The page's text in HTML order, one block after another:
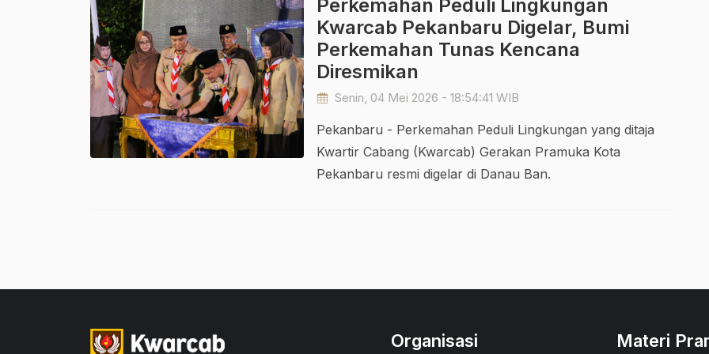
Perkemahan Peduli Lingkungan
Kwarcab Pekanbaru Digelar, Bumi
Perkemahan Tunas Kencana
Diresmikan
Senin, 04 Mei 2026 - 18:54:41 WIB
Pekanbaru - Perkemahan Peduli Lingkungan yang ditaja
Kwartir Cabang (Kwarcab) Gerakan Pramuka Kota
Pekanbaru resmi digelar di Danau Ban.
Organisasi Materi